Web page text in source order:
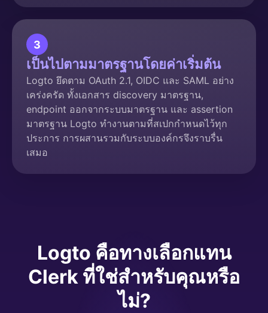
3
เป็นไปตามมาตรฐานโดยค่าเริ่มต้น
Logto ยึดตาม OAuth 2.1, OIDC และ SAML อย่าง
เคร่งครัด ทั้งเอกสาร discovery มาตรฐาน,
endpoint ออกจากระบบมาตรฐาน และ assertion
มาตรฐาน Logto ทำงานตามที่สเปกกำหนดไว้ทุก
ประการ การผสานรวมกับระบบองค์กรจึงราบรื่น
เสมอ
Logto คือทางเลือกแทน
Clerk ที่ใช่สำหรับคุณหรือ
ไม่?